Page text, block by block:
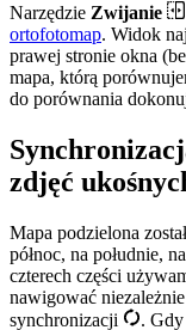
Narzędzie Zwijanie
ortofotomap. Widok
prawej stronie okna
mapa, którą
do porównania
zdjęć
Mapa podzielona
północ, na południe,
czterech części
nawigować
synchronizacji
. Gdy